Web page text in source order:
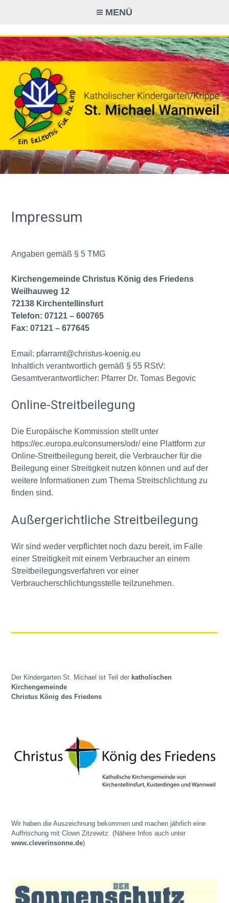
MENÜ
ST. MICHAEL WANNWEIL
– KATH.
KINDERGARTEN/KRIPPE
Impressum
Angaben gemäß § 5 TMG
Kirchengemeinde Christus König des Friedens
Weilhauweg 12
72138 Kirchentellinsfurt
Telefon: 07121 – 600765
Fax: 07121 – 677645
Email: pfarramt@christus-koenig.eu
Inhaltlich verantwortlich gemäß § 55 RStV:
Gesamtverantwortlicher: Pfarrer Dr. Tomas Begovic
Online-Streitbeilegung
Die Europäische Kommission stellt unter
https://ec.europa.eu/consumers/odr/ eine Plattform zur
Online-Streitbeilegung bereit, die Verbraucher für die
Beilegung einer Streitigkeit nutzen können und auf der
weitere Informationen zum Thema Streitschlichtung zu
finden sind.
Außergerichtliche Streitbeilegung
Wir sind weder verpflichtet noch dazu bereit, im Falle
einer Streitigkeit mit einem Verbraucher an einem
Streitbeilegungsverfahren vor einer
Verbraucherschlichtungsstelle teilzunehmen.
Der Kindergarten St. Michael ist Teil der katholischen
Kirchengemeinde
Christus König des Friedens
Wir haben die Auszeichnung bekommen und machen jährlich eine
Auffrischung mit Clown Zitzewitz. (Nähere Infos auch unter
www.cleverinsonne.de)